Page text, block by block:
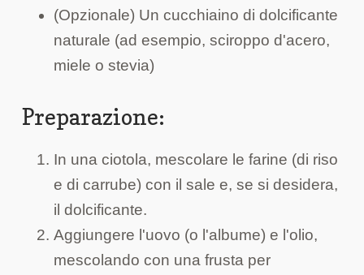
(Opzionale) Un cucchiaino di dolcificante
naturale (ad esempio, sciroppo d'acero,
miele o stevia)
Preparazione:
In una ciotola, mescolare le farine (di riso
e di carrube) con il sale e, se si desidera,
il dolcificante.
Aggiungere l'uovo (o l'albume) e l'olio,
mescolando con una frusta per